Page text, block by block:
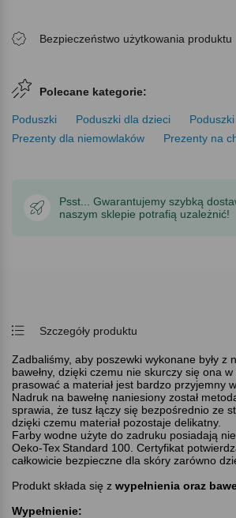
Bezpieczeństwo użytkowania produktu
Polecane kategorie:
Poduszki Poduszki dla dzieci
Prezenty dla niemowlaków
Prezenty na
Psst... Gwarantujemy szybką
naszym sklepie potrafią uzależnić!
Szczegóły produktu
Zadbaliśmy, aby poszewki wykonane były z
bawełny, dzięki czemu nie skurczy się ona
prasować a materiał jest bardzo przyjemny
Nadruk na bawełnę naniesiony został
sprawia, że tusz łączy się bezpośrednio ze
dzięki czemu materiał pozostaje delikatny.
Farby wodne użyte do zadruku posiadają
Oeko-Tex Standard 100. Certyfikat
całkowicie bezpieczne dla skóry zarówno
Produkt składa się z wypełnienia oraz
Wypełnienie: